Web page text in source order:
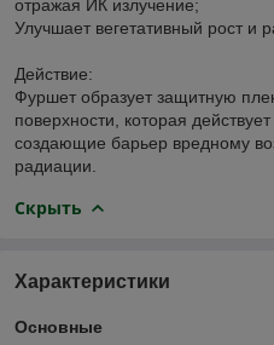
отражая ИК излучение;
Улучшает вегетативный рост и
Действие:
Фуршет образует защитную
поверхности, которая
создающие барьер вредному
радиации.
Скрыть
Характеристики
Основные